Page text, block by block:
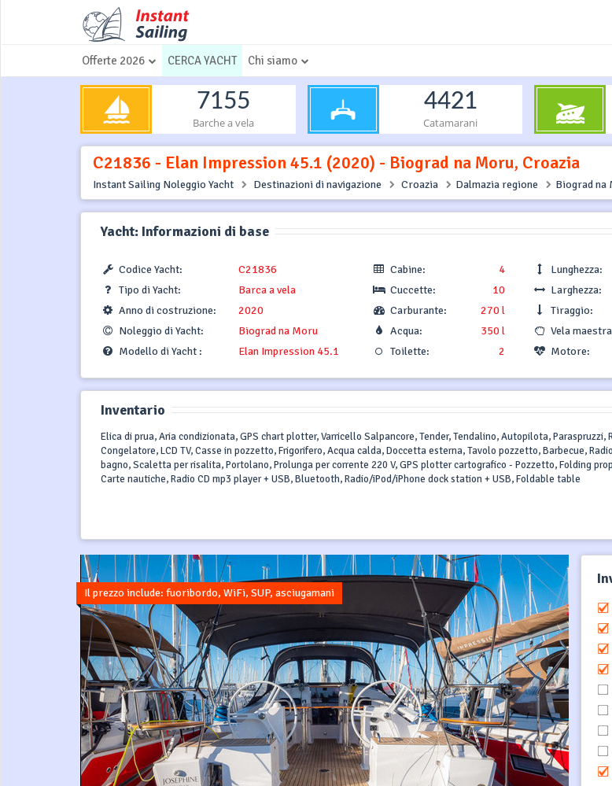
Offerte 2026 CERCA YACHT Chi siamo
7155
Barche a vela
4421
Catamarani
C21836 - Elan Impression 45.1 (2020) - Biograd na Moru, Croazia
Instant Sailing Noleggio Yacht Destinazioni di navigazione Croazia Dalmazia regione Biograd na
Yacht: Informazioni di base
Codice Yacht:
C21836
Tipo di Yacht:
Barca a vela
Anno di costruzione:
2020
Noleggio di Yacht:
Biograd na Moru
Modello di Yacht :
Elan Impression 45.1
Cabine:
4
Cuccette:
10
Carburante:
270 l
Acqua:
350 l
Toilette:
2
Lunghezza:
Larghezza:
Tiraggio:
Vela
Motore:
Inventario
Elica di prua, Aria condizionata, GPS chart plotter, Varricello Salpancore, Tender, Tendalino, Autopilota, Paraspruzzi,
Congelatore, LCD TV, Casse in pozzetto, Frigorifero, Acqua calda, Doccetta esterna, Tavolo pozzetto, Barbecue,
bagno, Scaletta per risalita, Portolano, Prolunga per corrente 220 V, GPS plotter cartografico - Pozzetto, Folding
Carte nautiche, Radio CD mp3 player + USB, Bluetooth, Radio/iPod/iPhone dock station + USB, Foldable table
Il prezzo include: fuoribordo, WiFi, SUP, asciugamani